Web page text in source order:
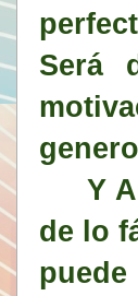
Será
Y
de lo